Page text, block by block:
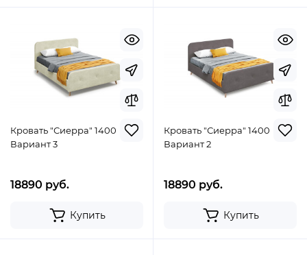
Кровать "Сиерра" 1400
Вариант 3
18890 руб.
Купить
Кровать "Сиерра" 1400
Вариант 2
18890 руб.
Купить